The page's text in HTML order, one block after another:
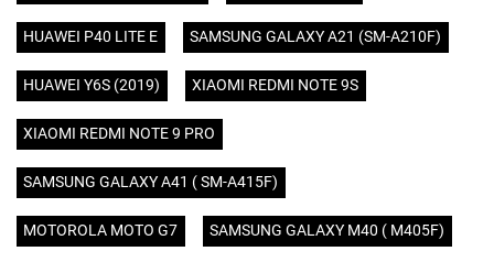
HUAWEI P40 LITE E SAMSUNG GALAXY A21 (SM-A210F)
HUAWEI Y6S (2019) XIAOMI REDMI NOTE 9S
XIAOMI REDMI NOTE 9 PRO
SAMSUNG GALAXY A41 ( SM-A415F)
MOTOROLA MOTO G7 SAMSUNG GALAXY M40 ( M405F)